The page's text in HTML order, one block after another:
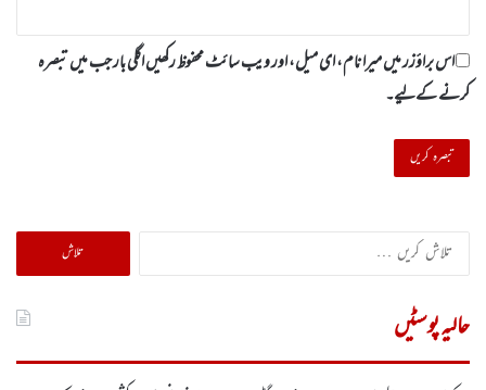
اس براؤزر میں میرا نام، ای میل، اور ویب سائٹ محفوظ رکھیں اگلی بار جب میں تبصرہ
کرنے کےلیے۔
تلاش
کریں
حالیہ پوسٹیں